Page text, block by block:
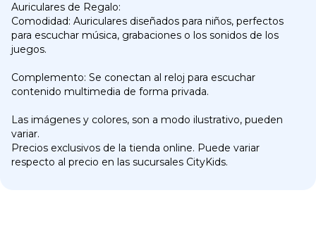
Auriculares de Regalo:
Comodidad: Auriculares diseñados para niños, perfectos
para escuchar música, grabaciones o los sonidos de los
juegos.
Complemento: Se conectan al reloj para escuchar
contenido multimedia de forma privada.
Las imágenes y colores, son a modo ilustrativo, pueden
variar.
Precios exclusivos de la tienda online. Puede variar
respecto al precio en las sucursales CityKids.